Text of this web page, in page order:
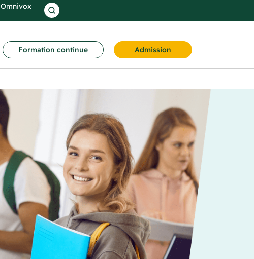
Omnivox
Formation continue Admission